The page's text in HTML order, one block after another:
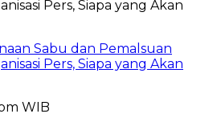
Sabu dan Pemalsuan
Pers, Siapa yang Akan
WIB